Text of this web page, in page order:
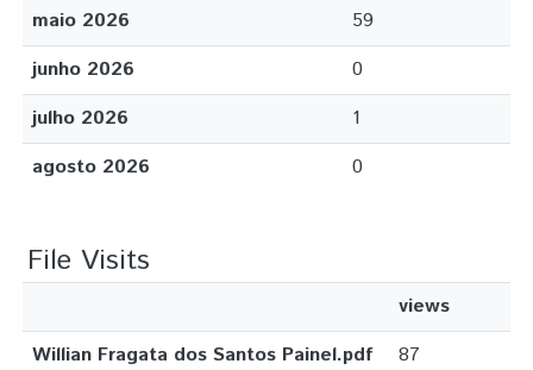
maio 2026
59
junho 2026
0
julho 2026
1
agosto 2026
0
File Visits
views
Willian Fragata dos Santos Painel.pdf
87